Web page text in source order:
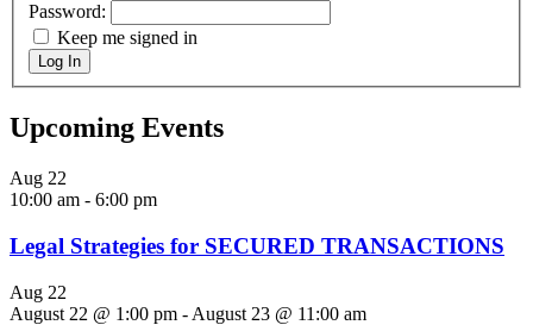
Password:
Keep me signed in
Log In
Upcoming Events
Aug 22
10:00 am - 6:00 pm
Legal Strategies for SECURED TRANSACTIONS
Aug 22
August 22 @ 1:00 pm - August 23 @ 11:00 am